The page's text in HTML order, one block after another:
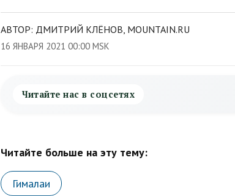
АВТОР: ДМИТРИЙ КЛЁНОВ, MOUNTAIN.RU
16 ЯНВАРЯ 2021 00:00 MSK
Читайте нас в соцсетях
Читайте больше на эту тему:
Гималаи